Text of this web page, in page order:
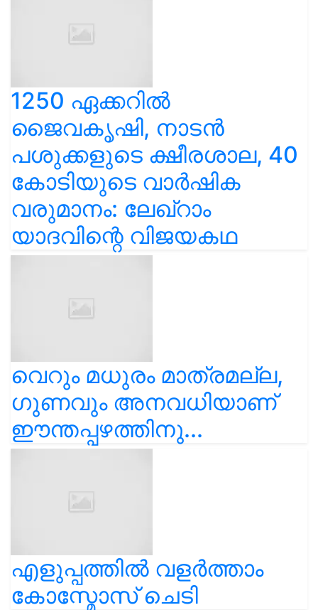
1250 ഏക്കറിൽ
ജൈവകൃഷി, നാടൻ
പശുക്കളുടെ ക്ഷീരശാല, 40
കോടിയുടെ വാർഷിക
വരുമാനം: ലേഖ്‌റാം
യാദവിന്റെ വിജയകഥ
വെറും മധുരം മാത്രമല്ല,
ഗുണവും അനവധിയാണ്
ഈന്തപ്പഴത്തിനു...
എളുപ്പത്തിൽ വളർത്താം
കോസ്മോസ് ചെടി